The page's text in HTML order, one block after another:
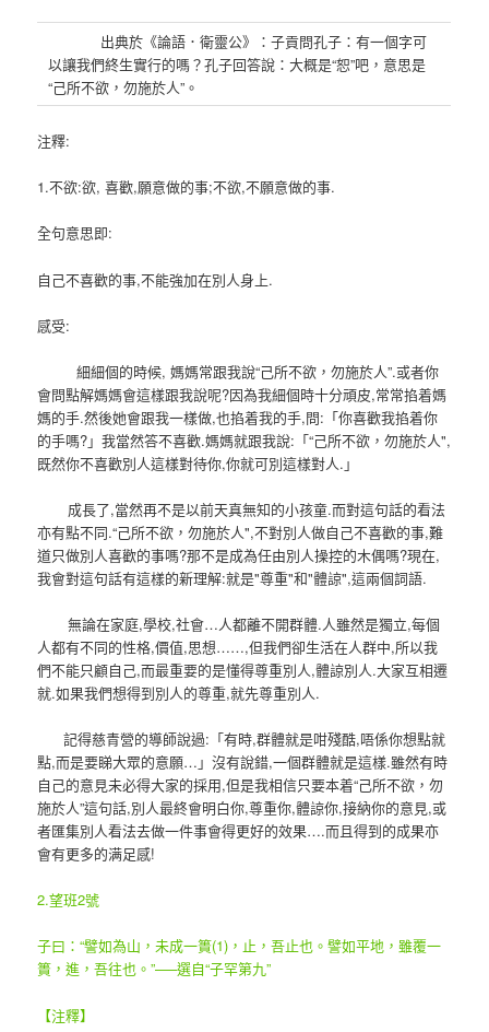
出典於《論語．衛靈公》：子貢問孔子：有一個字可
以讓我們終生實行的嗎？孔子回答說：大概是“恕”吧，意思是
“己所不欲，勿施於人”。
注釋:
1.不欲:欲, 喜歡,願意做的事;不欲,不願意做的事.
全句意思即:
自己不喜歡的事,不能強加在別人身上.
感受:
細細個的時候, 媽媽常跟我說“己所不欲 ，勿施於人”.或者你
會問點解媽媽會這樣跟我說呢?因為我細個時十分頑皮,常常掐着媽
媽的手.然後她會跟我一樣做,也掐着我的手,問:「你喜歡我掐着你
的手嗎?」我當然答不喜歡.媽媽就跟我說:「“己所不欲，勿施於人",
既然你不喜歡別人這樣對待你,你就可別這樣對人.」
成長了,當然再不是以前天真無知的小孩童.而對這句話的看法
亦有點不同.“己所不欲，勿施於人",不對別人做自己不喜歡的事,難
道只做別人喜歡的事嗎?那不是成為任由別人操控的木偶嗎?現在,
我會對這句話有這樣的新理解:就是"尊重"和"體諒",這兩個詞語.
無論在家庭,學校,社會…人都離不開群體.人雖然是獨立,每個
人都有不同的性格,價值,思想……,但我們卻生活在人群中,所以我
們不能只顧自己,而最重要的是懂得尊重別人,體諒別人.大家互相遷
就.如果我們想得到別人的尊重,就先尊重別人.
記得慈青營的導師說過:「有時,群體就是咁殘酷,唔係你想點就
點,而是要睇大眾的意願…」沒有說錯,一個群體就是這樣.雖然有時
自己的意見未必得大家的採用,但是我相信只要本着“己所不欲 ，勿
施於人”這句話,別人最終會明白你,尊重你,體諒你,接納你的意見,或
者匯集別人看法去做一件事會得更好的效果….而且得到的成果亦
會有更多的满足感!
2.望班2號
子曰：“譬如為山，未成一簣(1)，止，吾止也。譬如平地，雖覆一
簣，進，吾往也。”—–選自“子罕第九”
【注釋】